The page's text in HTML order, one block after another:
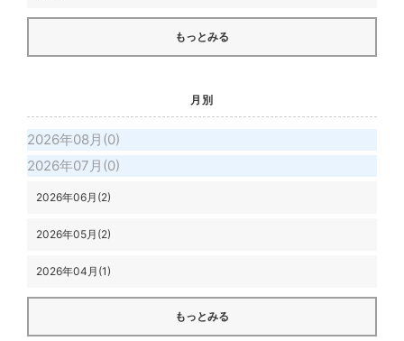
もっとみる
月別
2026年08月(0)
2026年07月(0)
2026年06月(2)
2026年05月(2)
2026年04月(1)
もっとみる